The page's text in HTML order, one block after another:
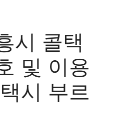
시 콜택
및 이용
시 부르